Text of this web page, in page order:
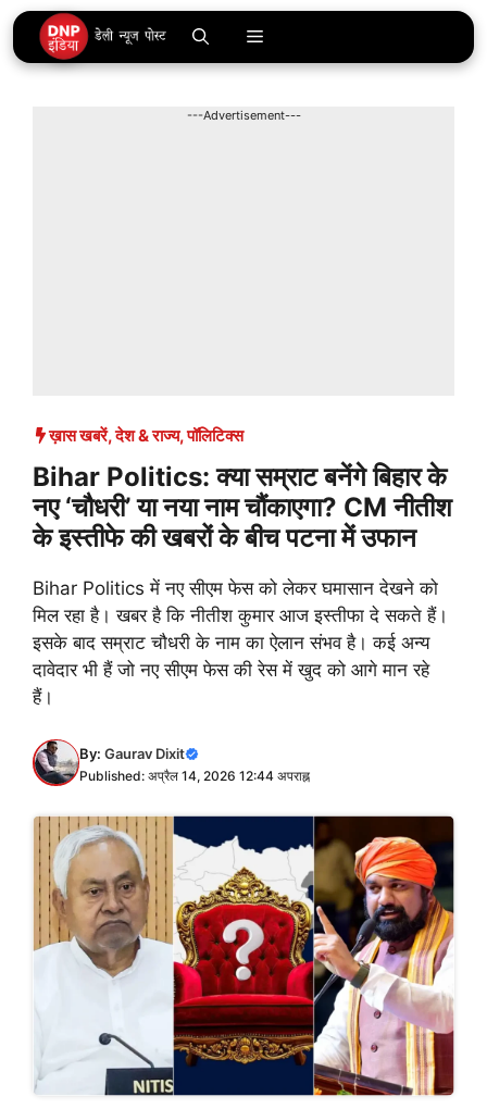
Skip
to
content
Menu
---Advertisement---
ख़ास खबरें,देश & राज्य,पॉलिटिक्स
Bihar Politics: क्या सम्राट बनेंगे बिहार के
नए ‘चौधरी’ या नया नाम चौंकाएगा? CM नीतीश
के इस्तीफे की खबरों के बीच पटना में उफान
Bihar Politics में नए सीएम फेस को लेकर घमासान देखने को
मिल रहा है। खबर है कि नीतीश कुमार आज इस्तीफा दे सकते हैं।
इसके बाद सम्राट चौधरी के नाम का ऐलान संभव है। कई अन्य
दावेदार भी हैं जो नए सीएम फेस की रेस में खुद को आगे मान रहे
हैं।
By: Gaurav Dixit
Published: अप्रैल 14, 2026 12:44 अपराह्न